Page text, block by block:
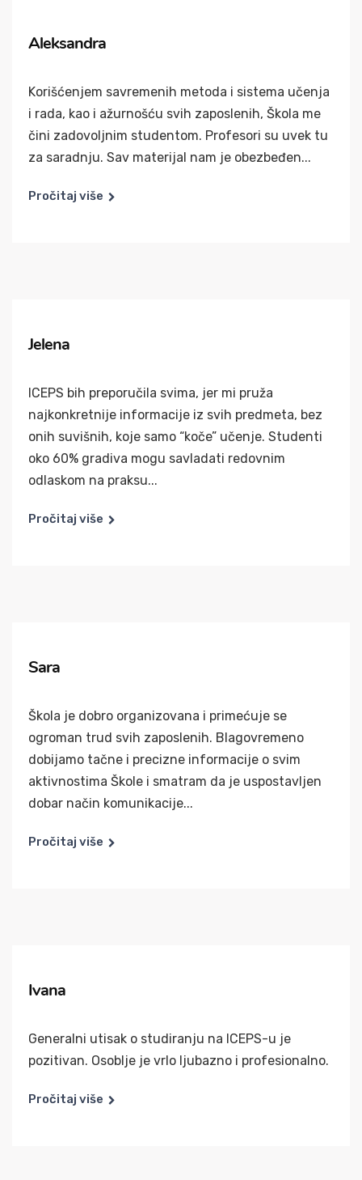
Aleksandra
Korišćenjem savremenih metoda i sistema učenja
i rada, kao i ažurnošću svih zaposlenih, Škola me
čini zadovoljnim studentom. Profesori su uvek tu
za saradnju. Sav materijal nam je obezbeđen...
Pročitaj više
Jelena
ICEPS bih preporučila svima, jer mi pruža
najkonkretnije informacije iz svih predmeta, bez
onih suvišnih, koje samo “koče” učenje. Studenti
oko 60% gradiva mogu savladati redovnim
odlaskom na praksu...
Pročitaj više
Sara
Škola je dobro organizovana i primećuje se
ogroman trud svih zaposlenih. Blagovremeno
dobijamo tačne i precizne informacije o svim
aktivnostima Škole i smatram da je uspostavljen
dobar način komunikacije...
Pročitaj više
Ivana
Generalni utisak o studiranju na ICEPS-u je
pozitivan. Osoblje je vrlo ljubazno i profesionalno.
Pročitaj više